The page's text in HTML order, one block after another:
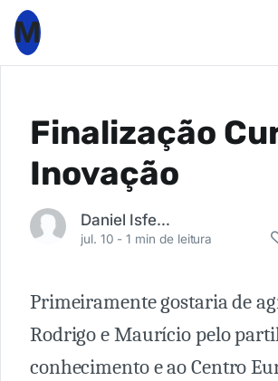
M
Finalização
Inovação
Daniel Isfer Zardo
jul. 10 -1 min de leitura
Primeiramente gostaria de
Rodrigo e Maurício pelo
conhecimento e ao Centro